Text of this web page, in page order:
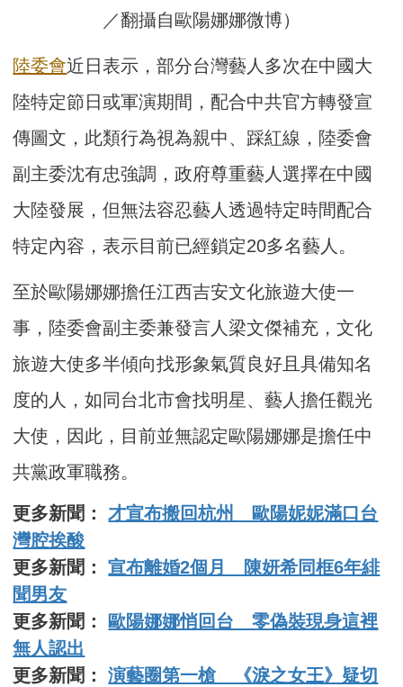
／翻攝自歐陽娜娜微博）
陸委會近日表示，部分台灣藝人多次在中國大
陸特定節日或軍演期間，配合中共官方轉發宣
傳圖文，此類行為視為親中、踩紅線，陸委會
副主委沈有忠強調，政府尊重藝人選擇在中國
大陸發展，但無法容忍藝人透過特定時間配合
特定內容，表示目前已經鎖定20多名藝人。
至於歐陽娜娜擔任江西吉安文化旅遊大使一
事，陸委會副主委兼發言人梁文傑補充，文化
旅遊大使多半傾向找形象氣質良好且具備知名
度的人，如同台北市會找明星、藝人擔任觀光
大使，因此，目前並無認定歐陽娜娜是擔任中
共黨政軍職務。
更多新聞：才宣布搬回杭州 歐陽妮妮滿口台
灣腔挨酸
更多新聞：宣布離婚2個月 陳妍希同框6年緋
聞男友
更多新聞：
歐陽娜娜悄回台 零偽裝現身這裡
無人認出
更多新聞：演藝圈第一槍 《淚之女王》疑切